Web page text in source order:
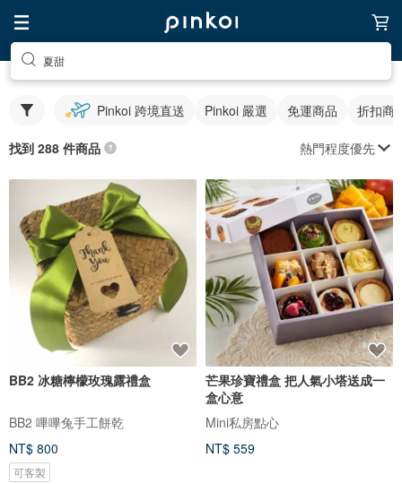
夏甜
Pinkoi 跨境直送 Pinkoi 嚴選 免運商品 折扣商
找到 288 件商品 熱門程度優先
BB2 冰糖檸檬玫瑰露禮盒
BB2 嗶嗶兔手工餅乾
NT$ 800
可客製
芒果珍寶禮盒 把人氣小塔送成一
盒心意
Mini私房點心
NT$ 559